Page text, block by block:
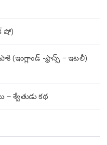
షో)
-ఫ్రాన్స్ – ఇటలీ)
శ్వేతుడు కథ